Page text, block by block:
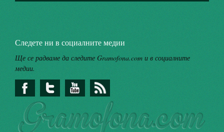
Следете ни в социалните медии
Ще се радваме да следите Gramofona.com и в социалните
медии.